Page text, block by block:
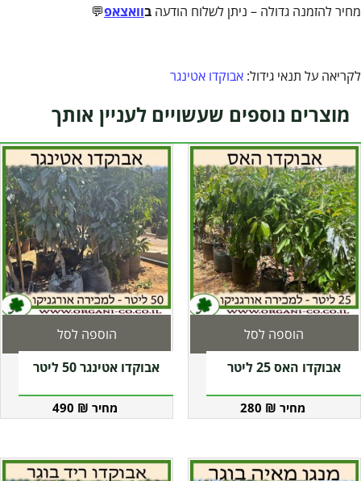
מחיר להזמנה גדולה – ניתן לשלוח הודעה בוואצאפ💬
לקריאה על תנאי גידול: אבוקדו אטינגר
מוצרים נוספים שעשויים לעניין אותך
אבוקדו האס 25 ליטר
280 ₪
הוספה לסל
אבוקדו אטינגר 50 ליטר
490 ₪
הוספה לסל